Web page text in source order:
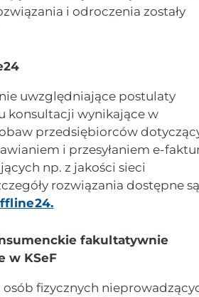
i odroczenia zostały
uwzględniające postulaty
konsultacji wynikające w
przedsiębiorców
i przesyłaniem e-
np. z jakości sieci
rozwiązania dostępne
fakultatywnie
w KSeF
osób fizycznych